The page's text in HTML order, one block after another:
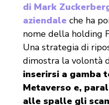
di Mark
aziendaleche ha
nome della holding
Una strategia di
dimostra la volontà
inserirsi a gamba
Metaverso e,
alle spalle gli